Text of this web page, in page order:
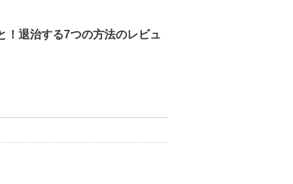
退治する7つの方法のレビュ